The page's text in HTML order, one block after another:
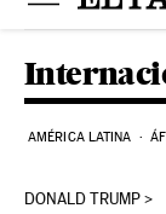
AMÉRICA LATINA
DONALD TRUMP